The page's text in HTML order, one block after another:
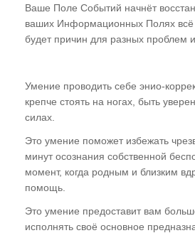
Ваше Поле Событий начнёт
ваших Информационных Полях
будет причин для разных проблем
Умение проводить себе энио-
крепче стоять на ногах, быть
силах.
Это умение поможет избежать
минут осознания собственной
момент, когда родным и близким
помощь.
Это умение предоставит вам
исполнять своё основное